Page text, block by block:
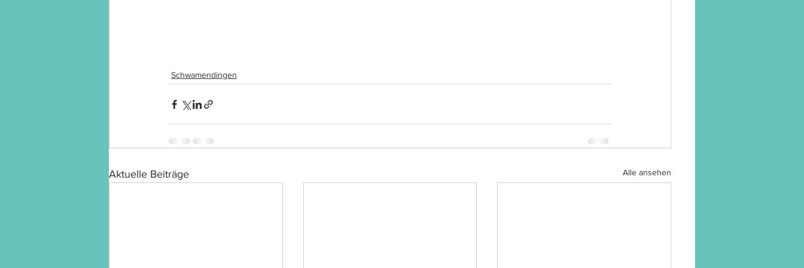
Schwamendingen
Aktuelle Beiträge Alle ansehen